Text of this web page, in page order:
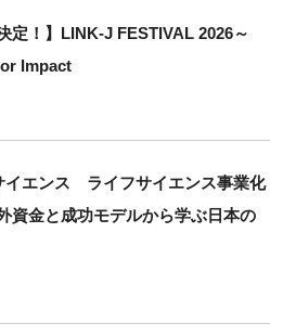
定！】LINK-J FESTIVAL 2026～
Impact
イエンス ライフサイエンス事業化
資金と成功モデルから学ぶ日本の